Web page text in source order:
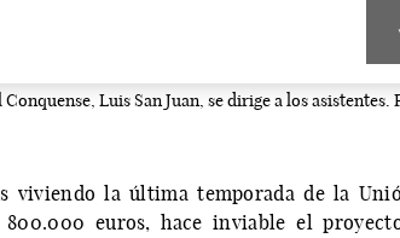
Luis San Juan, se dirige a los asistentes.
viviendo la última temporada de la
800.000 euros, hace inviable el